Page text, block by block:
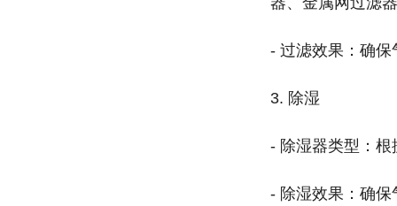
- 过滤效果：确
3. 除湿
- 除湿器类型：
- 除湿效果：确